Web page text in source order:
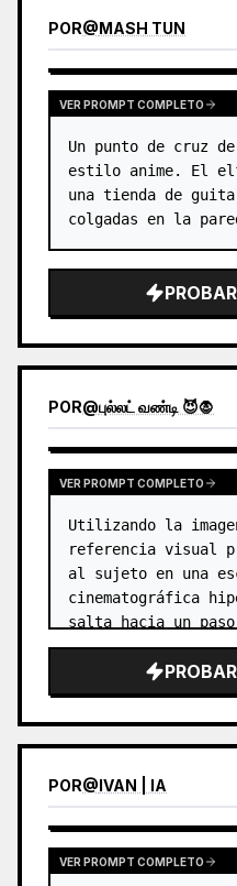
POR@MASH TUN
VER PROMPT COMPLETO
Un punto de cruz
estilo anime. El
una tienda de
colgadas en la
POR@புல்லட் வண்டி 😈🧛
VER PROMPT COMPLETO
Utilizando la
referencia visual
al sujeto en una
cinematográfica
salta hacia un
mientras emerge
circular brillante
POR@IVAN | IA
VER PROMPT COMPLETO